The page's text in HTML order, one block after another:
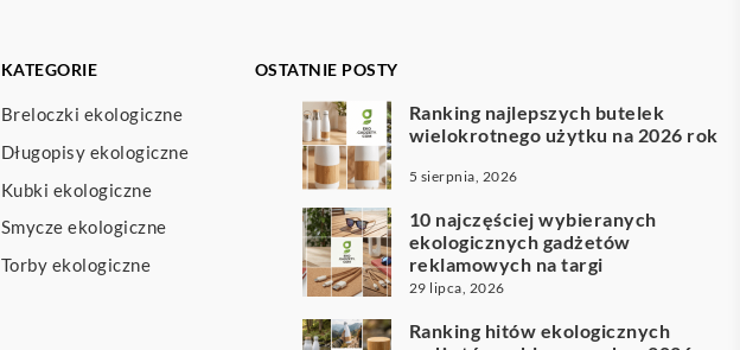
KATEGORIE
Breloczki ekologiczne
Długopisy ekologiczne
Kubki ekologiczne
Smycze ekologiczne
Torby ekologiczne
OSTATNIE POSTY
Ranking najlepszych butelek
wielokrotnego użytku na 2026 rok
5 sierpnia, 2026
10 najczęściej wybieranych
ekologicznych gadżetów
reklamowych na targi
29 lipca, 2026
Ranking hitów ekologicznych